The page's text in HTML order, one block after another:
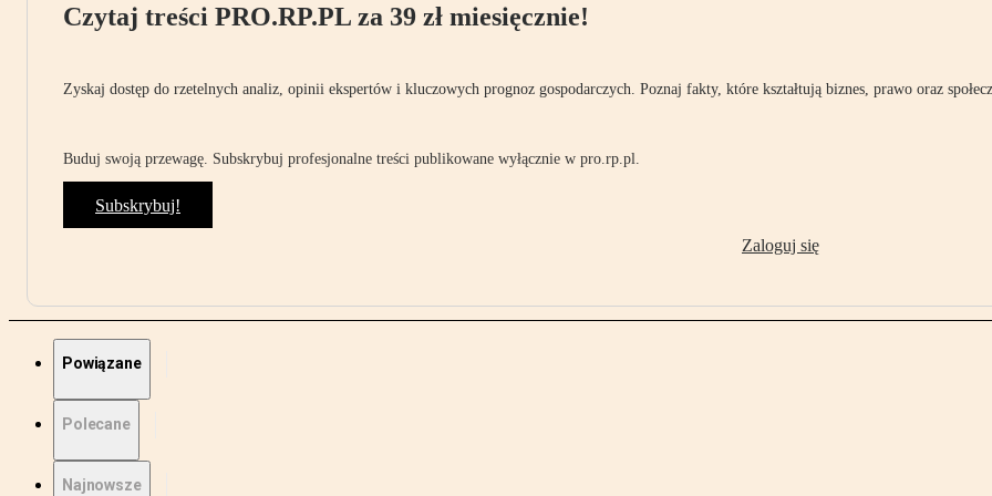
Czytaj treści PRO.RP.PL za 39 zł miesięcznie!
Zyskaj dostęp do rzetelnych analiz, opinii ekspertów i kluczowych prognoz gospodarczych. Poznaj fakty, które kształtują biznes, prawo oraz
Buduj swoją przewagę. Subskrybuj profesjonalne treści publikowane wyłącznie w pro.rp.pl.
Subskrybuj!
Zaloguj się
Powiązane
Polecane
Najnowsze